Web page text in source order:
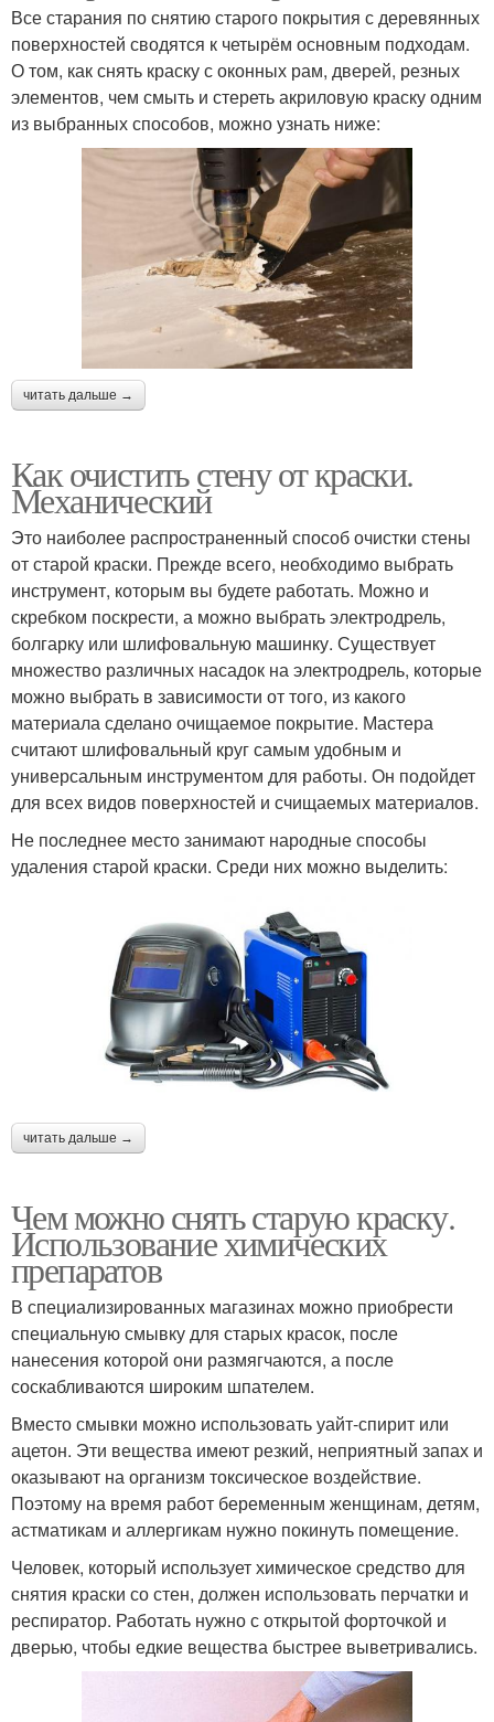
Все старания по снятию старого покрытия с деревянных
поверхностей сводятся к четырём основным подходам.
О том, как снять краску с оконных рам, дверей, резных
элементов, чем смыть и стереть акриловую краску одним
из выбранных способов, можно узнать ниже:
читать дальше →
Как очистить стену от краски.
Механический
Это наиболее распространенный способ очистки стены
от старой краски. Прежде всего, необходимо выбрать
инструмент, которым вы будете работать. Можно и
скребком поскрести, а можно выбрать электродрель,
болгарку или шлифовальную машинку. Существует
множество различных насадок на электродрель, которые
можно выбрать в зависимости от того, из какого
материала сделано очищаемое покрытие. Мастера
считают шлифовальный круг самым удобным и
универсальным инструментом для работы. Он подойдет
для всех видов поверхностей и счищаемых материалов.
Не последнее место занимают народные способы
удаления старой краски. Среди них можно выделить:
читать дальше →
Чем можно снять старую краску.
Использование химических
препаратов
В специализированных магазинах можно приобрести
специальную смывку для старых красок, после
нанесения которой они размягчаются, а после
соскабливаются широким шпателем.
Вместо смывки можно использовать уайт-спирит или
ацетон. Эти вещества имеют резкий, неприятный запах и
оказывают на организм токсическое воздействие.
Поэтому на время работ беременным женщинам, детям,
астматикам и аллергикам нужно покинуть помещение.
Человек, который использует химическое средство для
снятия краски со стен, должен использовать перчатки и
респиратор. Работать нужно с открытой форточкой и
дверью, чтобы едкие вещества быстрее выветривались.